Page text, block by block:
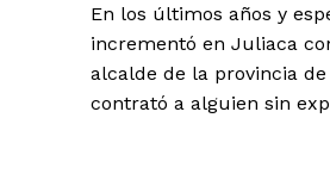
En los últimos años y
incrementó en Juliaca
alcalde de la provincia
contrató a alguien sin